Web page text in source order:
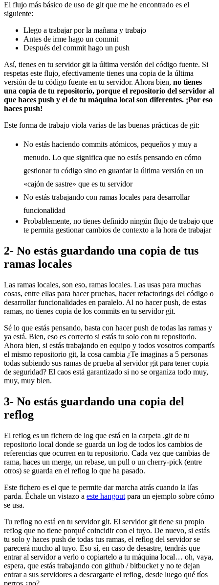
El flujo más básico de uso de git que me he encontrado es el
siguiente:
Llego a trabajar por la mañana y trabajo
Antes de irme hago un commit
Después del commit hago un push
Así, tienes en tu servidor git la última versión del código fuente. Si
respetas este flujo, efectivamente tienes una copia de la última
versión de tu código fuente en tu servidor. Ahora bien, no tienes
una copia de tu repositorio, porque el repositorio del servidor al
que haces push y el de tu máquina local son diferentes. ¡Por eso
haces push!
Este forma de trabajo viola varias de las buenas prácticas de git:
No estás haciendo commits atómicos, pequeños y muy a
menudo. Lo que significa que no estás pensando en cómo
gestionar tu código sino en guardar la última versión en un
«cajón de sastre» que es tu servidor
No estás trabajando con ramas locales para desarrollar
funcionalidad
Probablemente, no tienes definido ningún flujo de trabajo que
te permita gestionar cambios de contexto a la hora de trabajar
2- No estás guardando una copia de tus
ramas locales
Las ramas locales, son eso, ramas locales. Las usas para muchas
cosas, entre ellas para hacer pruebas, hacer refactorings del código o
desarrollar funcionalidades en paralelo. Al no hacer push, de estas
ramas, no tienes copia de los commits en tu servidor git.
Sé lo que estás pensando, basta con hacer push de todas las ramas y
ya está. Bien, eso es correcto si estás tu solo con tu repositorio.
Ahora bien, si estás trabajando en equipo y todos vosotros compartís
el mismo repositorio git, la cosa cambia ¿Te imaginas a 5 personas
todas subiendo sus ramas de prueba al servidor git para tener copia
de seguridad? El caos está garantizado si no se organiza todo muy,
muy, muy bien.
3- No estás guardando una copia del
reflog
El reflog es un fichero de log que está en la carpeta .git de tu
repositorio local donde se guarda un log de todos los cambios de
referencias que ocurren en tu repositorio. Cada vez que cambias de
rama, haces un merge, un rebase, un pull o un cherry-pick (entre
otros) se guarda en el reflog lo que ha pasado.
Este fichero es el que te permite dar marcha atrás cuando la lías
parda. Échale un vistazo a este hangout para un ejemplo sobre cómo
se usa.
Tu reflog no está en tu servidor git. El servidor git tiene su propio
reflog que no tiene porqué coincidir con el tuyo. De nuevo, si estás
tu solo y haces push de todas tus ramas, el reflog del servidor se
parecerá mucho al tuyo. Eso sí, en caso de desastre, tendrás que
entrar al servidor a verlo o copiartelo a tu máquina local… oh, vaya,
espera, que estás trabajando con github / bitbucket y no te dejan
entrar a sus servidores a descargarte el reflog, desde luego qué tíos
perros ¿no?.